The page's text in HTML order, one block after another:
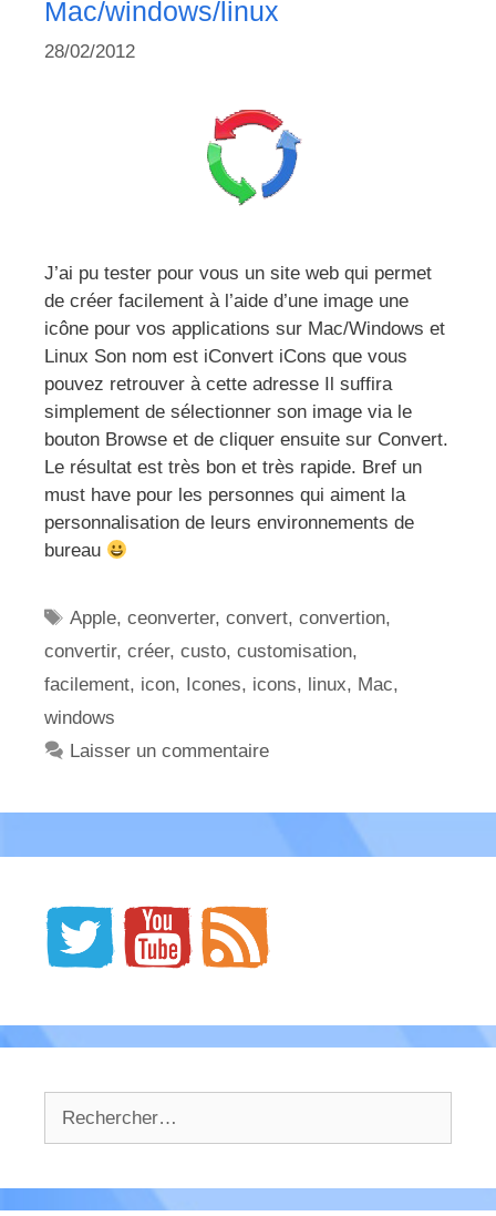
Mac/windows/linux
28/02/2012
J’ai pu tester pour vous un site web qui permet
de créer facilement à l’aide d’une image une
icône pour vos applications sur Mac/Windows et
Linux Son nom est iConvert iCons que vous
pouvez retrouver à cette adresse Il suffira
simplement de sélectionner son image via le
bouton Browse et de cliquer ensuite sur Convert.
Le résultat est très bon et très rapide. Bref un
must have pour les personnes qui aiment la
personnalisation de leurs environnements de
bureau
Étiquettes
Apple,ceonverter,convert,convertion,
convertir, créer, custo, customisation,
facilement, icon, Icones, icons, linux, Mac,
windows
Laisser un commentaire